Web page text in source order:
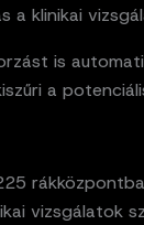
a klinikai
is
a
vizsgálatok